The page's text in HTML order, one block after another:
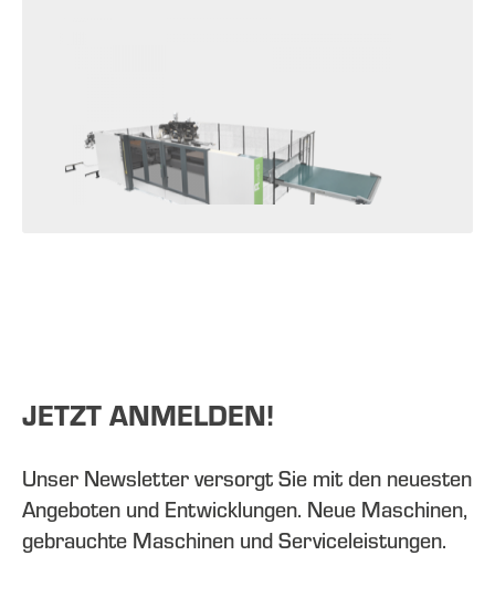
JETZT ANMELDEN!
Unser Newsletter versorgt Sie mit den neuesten
Angeboten und Entwicklungen. Neue Maschinen,
gebrauchte Maschinen und Serviceleistungen.